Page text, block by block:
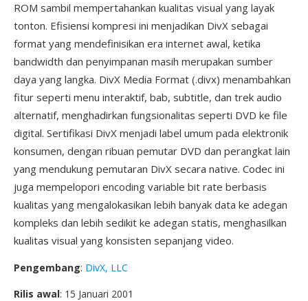
ROM sambil mempertahankan kualitas visual yang layak
tonton. Efisiensi kompresi ini menjadikan DivX sebagai
format yang mendefinisikan era internet awal, ketika
bandwidth dan penyimpanan masih merupakan sumber
daya yang langka. DivX Media Format (.divx) menambahkan
fitur seperti menu interaktif, bab, subtitle, dan trek audio
alternatif, menghadirkan fungsionalitas seperti DVD ke file
digital. Sertifikasi DivX menjadi label umum pada elektronik
konsumen, dengan ribuan pemutar DVD dan perangkat lain
yang mendukung pemutaran DivX secara native. Codec ini
juga mempelopori encoding variable bit rate berbasis
kualitas yang mengalokasikan lebih banyak data ke adegan
kompleks dan lebih sedikit ke adegan statis, menghasilkan
kualitas visual yang konsisten sepanjang video.
Pengembang: DivX, LLC
Rilis awal: 15 Januari 2001